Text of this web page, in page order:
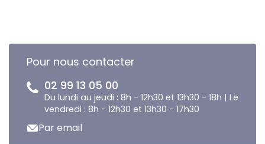
Pour nous contacter
02 99 13 05 00
Du lundi au jeudi : 8h - 12h30 et 13h30 - 18h | Le
vendredi : 8h - 12h30 et 13h30 - 17h30
Par email